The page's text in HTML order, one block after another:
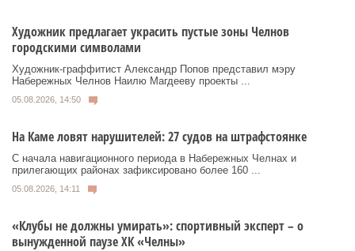
Художник предлагает украсить пустые зоны Челнов
городскими символами
Художник‑граффитист Александр Попов представил мэру
Набережных Челнов Наилю Магдееву проекты ...
05.08.2026, 14:50
На Каме ловят нарушителей: 27 судов на штрафстоянке
С начала навигационного периода в Набережных Челнах и
прилегающих районах зафиксировано более 160 ...
05.08.2026, 14:11
«Клубы не должны умирать»: спортивный эксперт – о
вынужденной паузе ХК «Челны»